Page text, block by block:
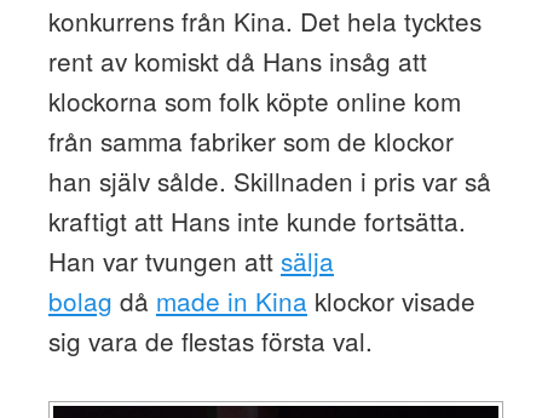
konkurrens från Kina. Det hela tycktes
rent av komiskt då Hans insåg att
klockorna som folk köpte online kom
från samma fabriker som de klockor
han själv sålde. Skillnaden i pris var så
kraftigt att Hans inte kunde fortsätta.
Han var tvungen att sälja
bolag då made in Kina klockor visade
sig vara de flestas första val.